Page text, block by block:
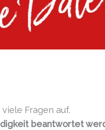
Fragen auf.
beantwortet